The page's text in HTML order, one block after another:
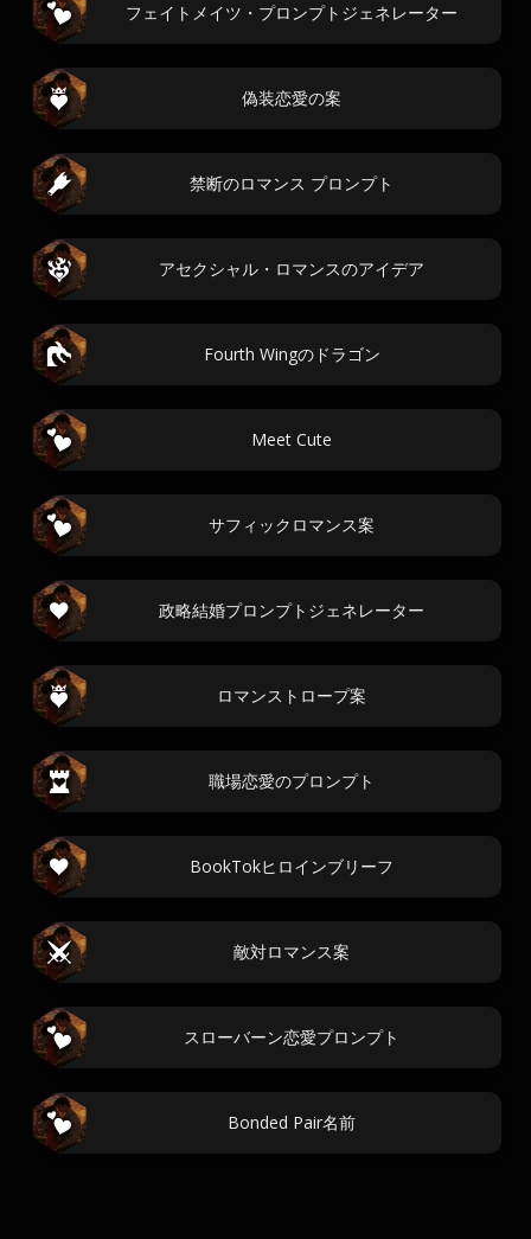
フェイトメイツ・プロンプトジェネレーター
偽装恋愛の案
禁断のロマンス プロンプト
アセクシャル・ロマンスのアイデア
Fourth Wingのドラゴン
Meet Cute
サフィックロマンス案
政略結婚プロンプトジェネレーター
ロマンストロープ案
職場恋愛のプロンプト
BookTokヒロインブリーフ
敵対ロマンス案
スローバーン恋愛プロンプト
Bonded Pair名前